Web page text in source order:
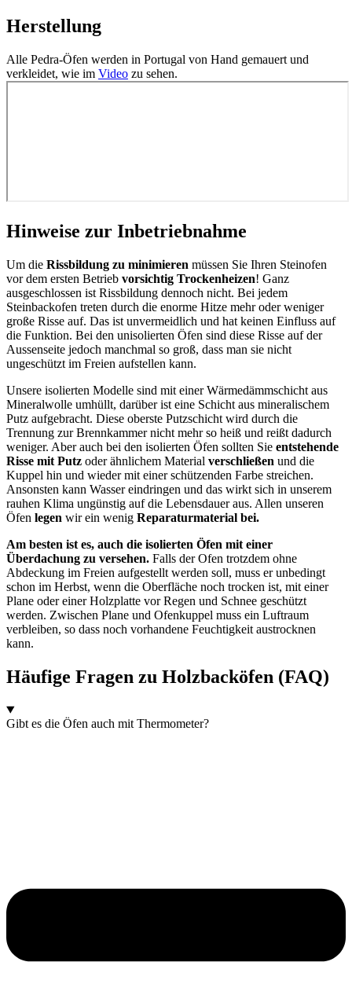
Herstellung
Alle Pedra-Öfen werden in Portugal von Hand gemauert und
verkleidet, wie im Video zu sehen.
Hinweise zur Inbetriebnahme
Um die Rissbildung zu minimieren müssen Sie Ihren Steinofen
vor dem ersten Betrieb vorsichtig Trockenheizen! Ganz
ausgeschlossen ist Rissbildung dennoch nicht. Bei jedem
Steinbackofen treten durch die enorme Hitze mehr oder weniger
große Risse auf. Das ist unvermeidlich und hat keinen Einfluss auf
die Funktion. Bei den unisolierten Öfen sind diese Risse auf der
Aussenseite jedoch manchmal so groß, dass man sie nicht
ungeschützt im Freien aufstellen kann.
Unsere isolierten Modelle sind mit einer Wärmedämmschicht aus
Mineralwolle umhüllt, darüber ist eine Schicht aus mineralischem
Putz aufgebracht. Diese oberste Putzschicht wird durch die
Trennung zur Brennkammer nicht mehr so heiß und reißt dadurch
weniger. Aber auch bei den isolierten Öfen sollten Sie entstehende
Risse mit Putz oder ähnlichem Material verschließen und die
Kuppel hin und wieder mit einer schützenden Farbe streichen.
Ansonsten kann Wasser eindringen und das wirkt sich in unserem
rauhen Klima ungünstig auf die Lebensdauer aus. Allen unseren
Öfen legen wir ein wenig Reparaturmaterial bei.
Am besten ist es, auch die isolierten Öfen mit einer
Überdachung zu versehen. Falls der Ofen trotzdem ohne
Abdeckung im Freien aufgestellt werden soll, muss er unbedingt
schon im Herbst, wenn die Oberfläche noch trocken ist, mit einer
Plane oder einer Holzplatte vor Regen und Schnee geschützt
werden. Zwischen Plane und Ofenkuppel muss ein Luftraum
verbleiben, so dass noch vorhandene Feuchtigkeit austrocknen
kann.
Häufige Fragen zu Holzbacköfen (FAQ)
Gibt es die Öfen auch mit Thermometer?